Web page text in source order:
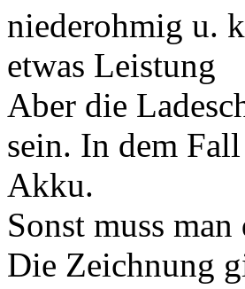
niederohmig u.
etwas Leistung
Aber die
sein. In dem
Akku.
Sonst muss
Die Zeichnung